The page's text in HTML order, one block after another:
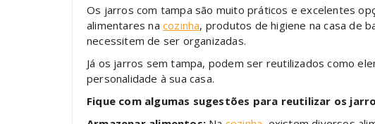
Os jarros com tampa são muito práticos e excelentes
alimentares na cozinha, produtos de higiene na casa de
necessitem de ser organizadas.
Já os jarros sem tampa, podem ser reutilizados como
personalidade à sua casa.
Fique com algumas sugestões para reutilizar os